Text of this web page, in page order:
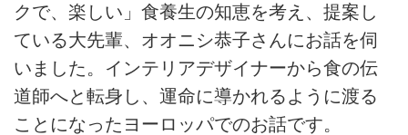
クで、楽しい」食養生の知恵を考え、提案し
ている大先輩、オオニシ恭子さんにお話を伺
いました。インテリアデザイナーから食の伝
道師へと転身し、運命に導かれるように渡る
ことになったヨーロッパでのお話です。